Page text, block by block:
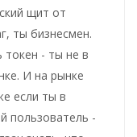
щит от
ты бизнесмен.
токен - ты не в
И на рынке
если ты в
пользователь -